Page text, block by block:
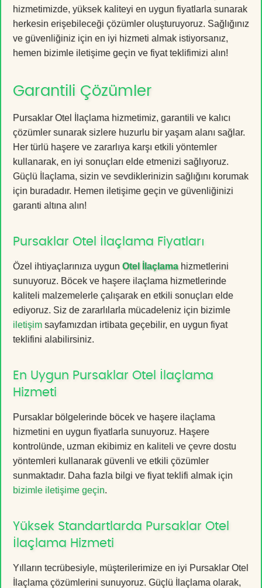
hizmetimizde, yüksek kaliteyi en uygun fiyatlarla sunarak
herkesin erişebileceği çözümler oluşturuyoruz. Sağlığınız
ve güvenliğiniz için en iyi hizmeti almak istiyorsanız,
hemen bizimle iletişime geçin ve fiyat teklifimizi alın!
Garantili Çözümler
Pursaklar Otel İlaçlama hizmetimiz, garantili ve kalıcı
çözümler sunarak sizlere huzurlu bir yaşam alanı sağlar.
Her türlü haşere ve zararlıya karşı etkili yöntemler
kullanarak, en iyi sonuçları elde etmenizi sağlıyoruz.
Güçlü İlaçlama, sizin ve sevdiklerinizin sağlığını korumak
için buradadır. Hemen iletişime geçin ve güvenliğinizi
garanti altına alın!
Pursaklar Otel İlaçlama Fiyatları
Özel ihtiyaçlarınıza uygun Otel İlaçlamahizmetlerini
sunuyoruz. Böcek ve haşere ilaçlama hizmetlerinde
kaliteli malzemelerle çalışarak en etkili sonuçları elde
ediyoruz. Siz de zararlılarla mücadeleniz için bizimle
iletişim sayfamızdan irtibata geçebilir, en uygun fiyat
teklifini alabilirsiniz.
En Uygun Pursaklar Otel İlaçlama
Hizmeti
Pursaklar bölgelerinde böcek ve haşere ilaçlama
hizmetini en uygun fiyatlarla sunuyoruz. Haşere
kontrolünde, uzman ekibimiz en kaliteli ve çevre dostu
yöntemleri kullanarak güvenli ve etkili çözümler
sunmaktadır. Daha fazla bilgi ve fiyat teklifi almak için
bizimle iletişime geçin.
Yüksek Standartlarda Pursaklar Otel
İlaçlama Hizmeti
Yılların tecrübesiyle, müşterilerimize en iyi Pursaklar Otel
İlaçlama çözümlerini sunuyoruz. Güçlü İlaçlama olarak,